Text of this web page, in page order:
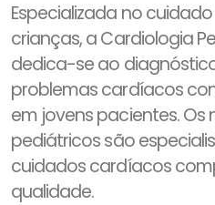
Especializada no
crianças, a Cardiologia
dedica-se ao
problemas cardíacos
em jovens pacientes. Os
pediátricos são
cuidados cardíacos
qualidade.